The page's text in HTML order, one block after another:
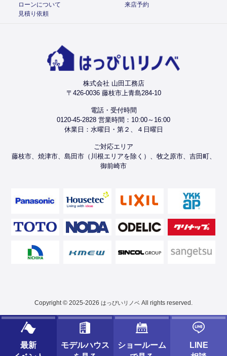
ローンについて
来店予約
見積り依頼
株式会社 山田工務店
〒426-0036 藤枝市上青島284-10
電話・受付時間
0120-45-2828 営業時間：10:00～16:00
休業日：水曜日・第２、４日曜日
ご対応エリア
藤枝市、焼津市、島田市（川根エリアを除く）、牧之原市、吉田町、
御前崎市
Copyright © 2025-2026 はっぴいリノベ All rights reserved.
最新
モデルハウス
ショールーム
LINE